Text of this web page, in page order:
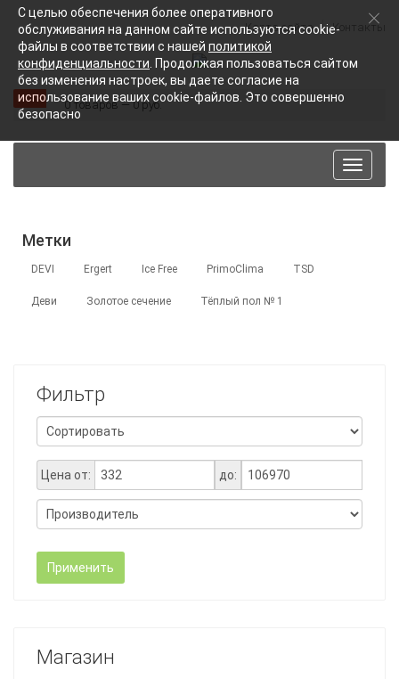
Карта сайта Контакты
0 товаров — 0 руб.
Toggle
Метки
DEVI Ergert Ice Free PrimoClima TSD
Деви Золотое сечение Тёплый пол № 1
Фильтр
Цена от: до:
Применить
Магазин
С целью обеспечения более оперативного
обслуживания на данном сайте используются cookie-
файлы в соответствии с нашей политикой
конфиденциальности . Продолжая пользоваться сайтом
без изменения настроек, вы даете согласие на
использование ваших cookie-файлов. Это совершенно
безопасно